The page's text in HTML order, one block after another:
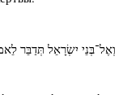
וְאֶל־בְּנֵי יִשְׂרָאֵל תְּדַבֵּר